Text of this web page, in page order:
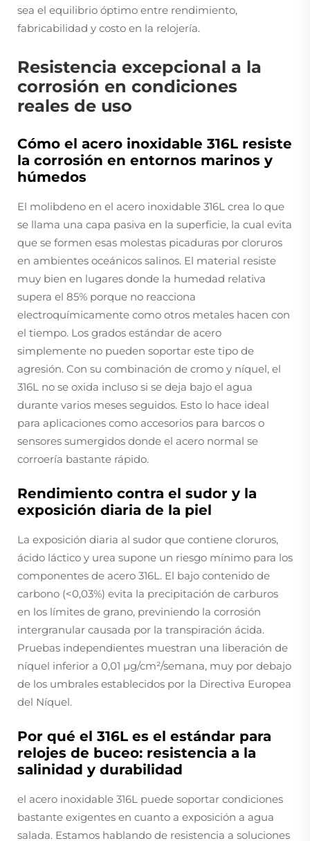
sea el equilibrio óptimo entre rendimiento,
fabricabilidad y costo en la relojería.
Resistencia excepcional a la
corrosión en condiciones
reales de uso
Cómo el acero inoxidable 316L resiste
la corrosión en entornos marinos y
húmedos
El molibdeno en el acero inoxidable 316L crea lo que
se llama una capa pasiva en la superficie, la cual evita
que se formen esas molestas picaduras por cloruros
en ambientes oceánicos salinos. El material resiste
muy bien en lugares donde la humedad relativa
supera el 85% porque no reacciona
electroquímicamente como otros metales hacen con
el tiempo. Los grados estándar de acero
simplemente no pueden soportar este tipo de
agresión. Con su combinación de cromo y níquel, el
316L no se oxida incluso si se deja bajo el agua
durante varios meses seguidos. Esto lo hace ideal
para aplicaciones como accesorios para barcos o
sensores sumergidos donde el acero normal se
corroería bastante rápido.
Rendimiento contra el sudor y la
exposición diaria de la piel
La exposición diaria al sudor que contiene cloruros,
ácido láctico y urea supone un riesgo mínimo para los
componentes de acero 316L. El bajo contenido de
carbono (<0,03%) evita la precipitación de carburos
en los límites de grano, previniendo la corrosión
intergranular causada por la transpiración ácida.
Pruebas independientes muestran una liberación de
níquel inferior a 0,01 µg/cm²/semana, muy por debajo
de los umbrales establecidos por la Directiva Europea
del Níquel.
Por qué el 316L es el estándar para
relojes de buceo: resistencia a la
salinidad y durabilidad
el acero inoxidable 316L puede soportar condiciones
bastante exigentes en cuanto a exposición a agua
salada. Estamos hablando de resistencia a soluciones